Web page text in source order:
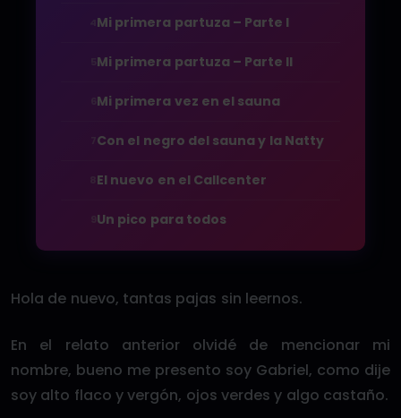
Mi primera partuza – Parte I
Mi primera partuza – Parte II
Mi primera vez en el sauna
Con el negro del sauna y la Natty
El nuevo en el Callcenter
Un pico para todos
Hola de nuevo, tantas pajas sin leernos.
En el relato anterior olvidé de mencionar mi
nombre, bueno me presento soy Gabriel, como dije
soy alto flaco y vergón, ojos verdes y algo castaño.